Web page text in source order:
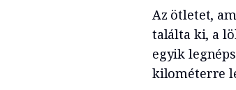
Az ötletet,
találta ki, a
egyik
kilométerre